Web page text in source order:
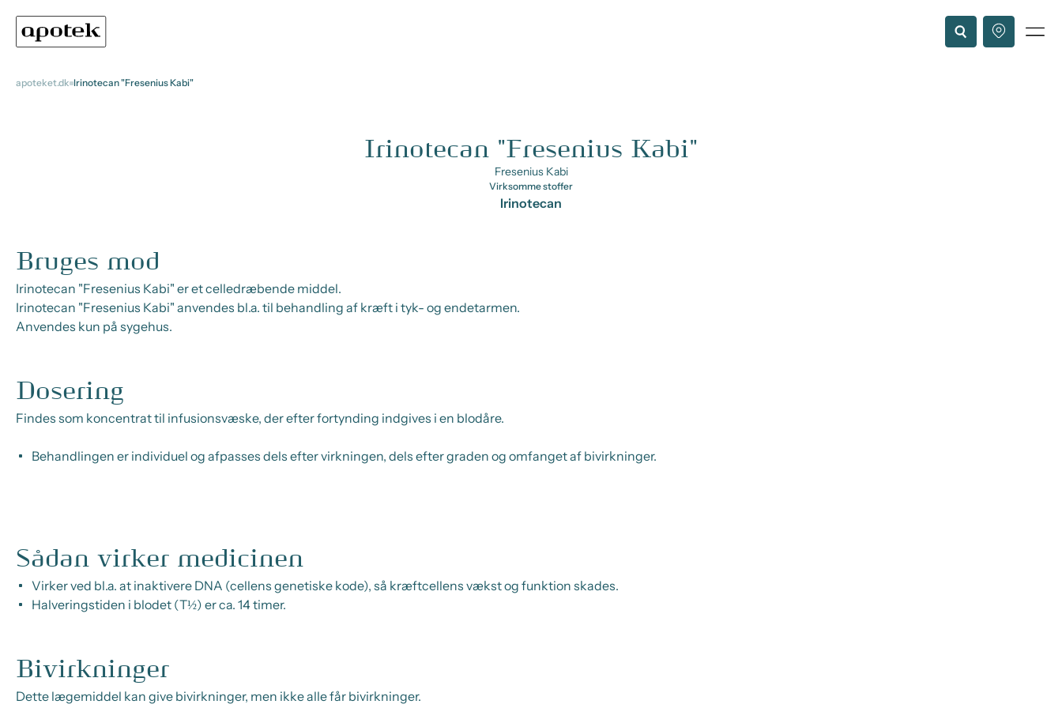
apoteket.dk Irinotecan "Fresenius Kabi"
Irinotecan "Fresenius Kabi"
Fresenius Kabi
Virksomme stoffer
Irinotecan
Bruges mod
Irinotecan "Fresenius Kabi" er et celledræbende middel.
Irinotecan "Fresenius Kabi" anvendes bl.a. til behandling af kræft i tyk- og endetarmen.
Anvendes kun på sygehus.
Dosering
Findes som koncentrat til infusionsvæske, der efter fortynding indgives i en blodåre.
Behandlingen er individuel og afpasses dels efter virkningen, dels efter graden og omfanget af bivirkninger.
Sådan virker medicinen
Virker ved bl.a. at inaktivere DNA (cellens genetiske kode), så kræftcellens vækst og funktion skades.
Halveringstiden i blodet (T½) er ca. 14 timer.
Bivirkninger
Dette lægemiddel kan give bivirkninger, men ikke alle får bivirkninger.